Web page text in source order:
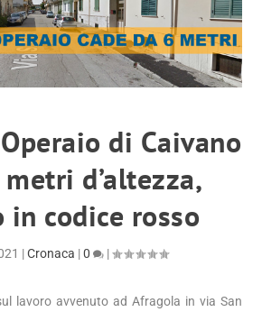
di Caivano
d’altezza,
in codice rosso
|Cronaca |0 |
lavoro avvenuto ad Afragola in via San